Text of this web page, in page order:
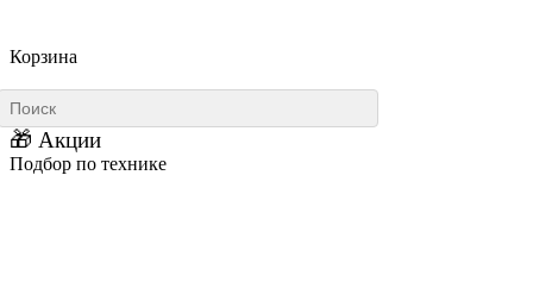
Корзина
🎁 Акции
Подбор по технике